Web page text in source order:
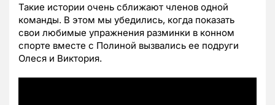
Такие истории очень сближают членов одной
команды. В этом мы убедились, когда показать
свои любимые упражнения разминки в конном
спорте вместе с Полиной вызвались ее подруги
Олеся и Виктория.